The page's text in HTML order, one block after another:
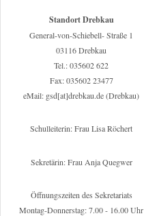
Standort Drebkau
General-von-Schiebell- Straße 1
03116 Drebkau
Tel.: 035602 622
Fax: 035602 23477
eMail: gsd[at]drebkau.de (Drebkau)
Schulleiterin: Frau Lisa Röchert
Sekretärin: Frau Anja Quegwer
Öffnungszeiten des Sekretariats
Montag-Donnerstag: 7.00 - 16.00 Uhr